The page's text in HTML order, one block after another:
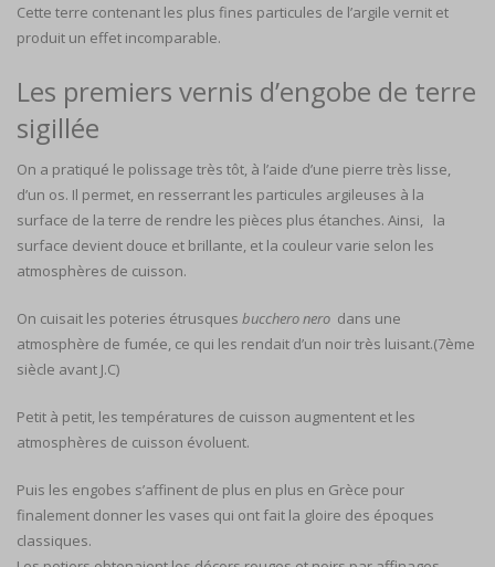
Cette terre contenant les plus fines particules de l’argile vernit et
produit un effet incomparable.
Les premiers vernis d’engobe de terre
sigillée
On a pratiqué le polissage très tôt, à l’aide d’une pierre très lisse,
d’un os. Il permet, en resserrant les particules argileuses à la
surface de la terre de rendre les pièces plus étanches. Ainsi, la
surface devient douce et brillante, et la couleur varie selon les
atmosphères de cuisson.
On cuisait les poteries étrusques bucchero nero dans une
atmosphère de fumée, ce qui les rendait d’un noir très luisant.(7ème
siècle avant J.C)
Petit à petit, les températures de cuisson augmentent et les
atmosphères de cuisson évoluent.
Puis les engobes s’affinent de plus en plus en Grèce pour
finalement donner les vases qui ont fait la gloire des époques
classiques.